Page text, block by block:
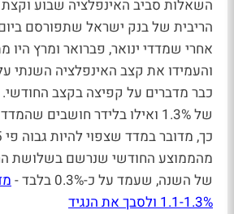
השאלות סביב האינפלציה שבוע
אחרי שמדדי ינואר, פברואר ומרץ היו
כבר מדברים על קפיצה בקצב החודשי.
מהממוצע החודשי שנרשם בשלושת
של השנה, שעמד על כ-0.3% בלבד -
1.1-1.3% ולסבך את הנגיד